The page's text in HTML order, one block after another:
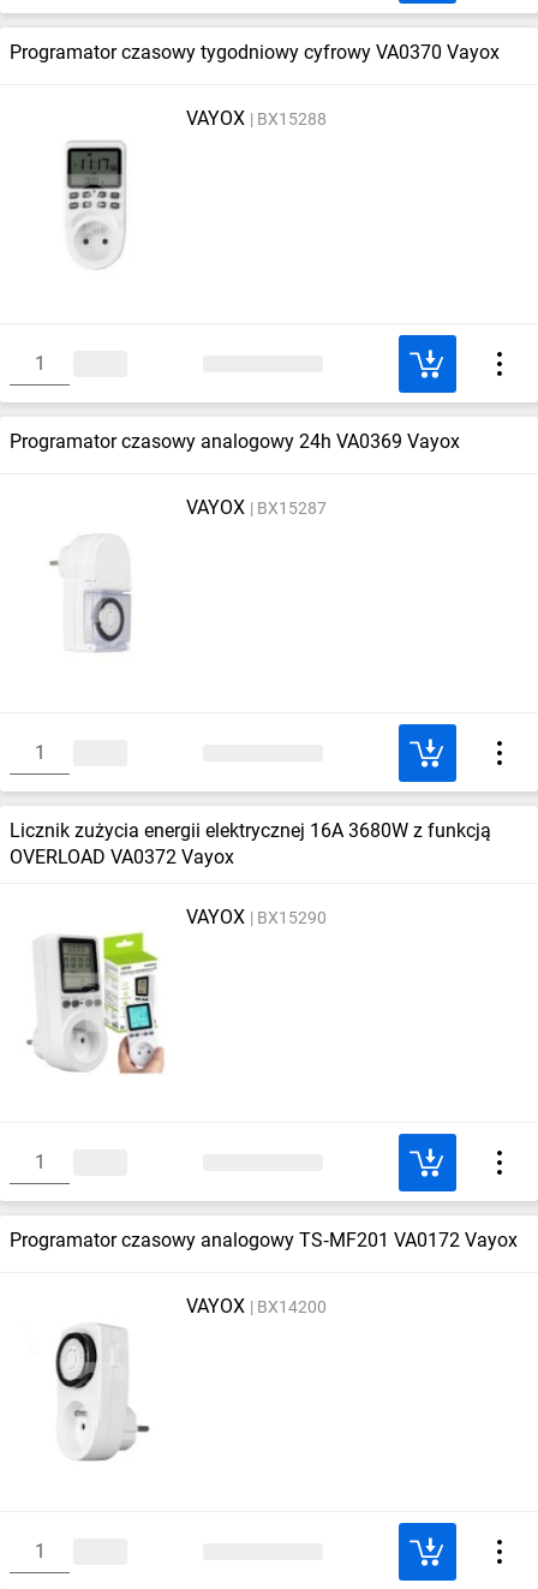
Programator czasowy tygodniowy cyfrowy VA0370 Vayox
VAYOX BX15288
Programator czasowy analogowy 24h VA0369 Vayox
VAYOX BX15287
Licznik zużycia energii elektrycznej 16A 3680W z funkcją
OVERLOAD VA0372 Vayox
VAYOX BX15290
Programator czasowy analogowy TS‑MF201 VA0172 Vayox
VAYOX BX14200